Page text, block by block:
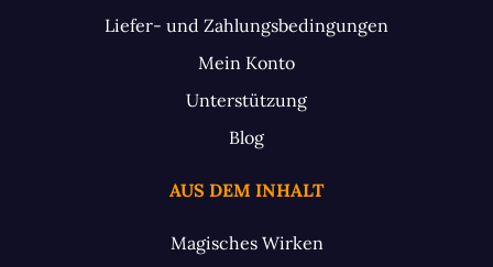
Liefer- und Zahlungsbedingungen
Mein Konto
Unterstützung
Blog
AUS DEM INHALT
Magisches Wirken